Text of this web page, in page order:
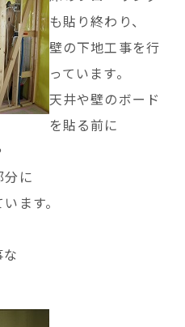
も貼り終わり、
壁の下地工事を行
っています。
天井や壁のボード
を貼る前に
分に
ます。